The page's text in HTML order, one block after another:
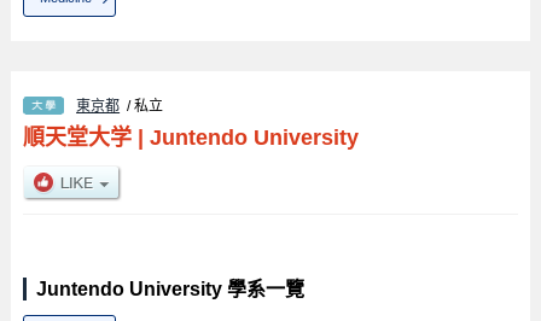
東京都 / 私立
順天堂大学| Juntendo University
Juntendo University 學系一覽